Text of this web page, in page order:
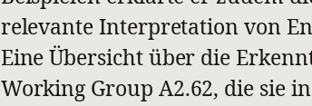
relevante Interpretation von
Eine Übersicht über die
Working Group A2.62, die sie